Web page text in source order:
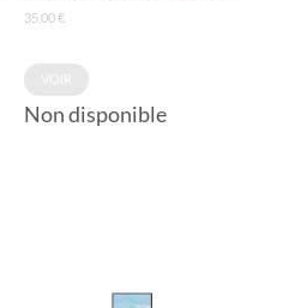
35,00€
Non disponible